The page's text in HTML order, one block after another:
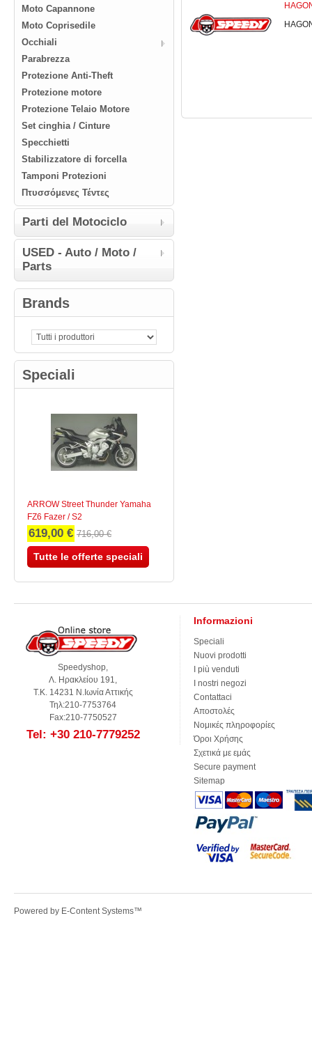
Moto Capannone
Moto Coprisedile
Occhiali
Parabrezza
Protezione Anti-Theft
Protezione motore
Protezione Telaio Motore
Set cinghia / Cinture
Specchietti
Stabilizzatore di forcella
Tamponi Protezioni
Πτυσσόμενες Τέντες
Parti del Μotociclo
USED - Auto / Moto /
Parts
Brands
Speciali
ARROW Street Thunder Yamaha
FZ6 Fazer / S2
619,00 € 716,00 €
Tutte le offerte speciali
Speedyshop,
Λ. Ηρακλείου 191,
Τ.Κ. 14231 Ν.Ιωνία Αττικής
Τηλ:210-7753764
Fax:210-7750527
Tel: +30 210-7779252
Informazioni
Speciali
Nuovi prodotti
I più venduti
I nostri negozi
Contattaci
Αποστολές
Νομικές πληροφορίες
Όροι Χρήσης
Σχετικά με εμάς
Secure payment
Sitemap
Powered by E-Content Systems™